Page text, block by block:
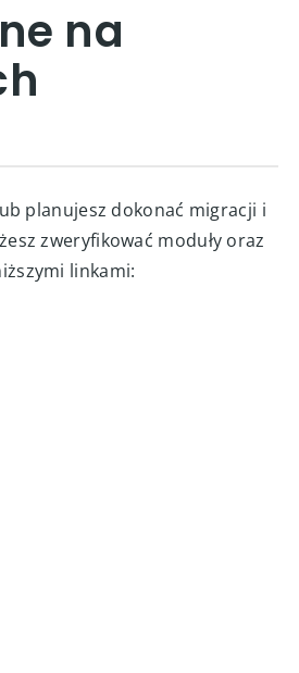
na
planujesz dokonać migracji i
zweryfikować moduły oraz
linkami: